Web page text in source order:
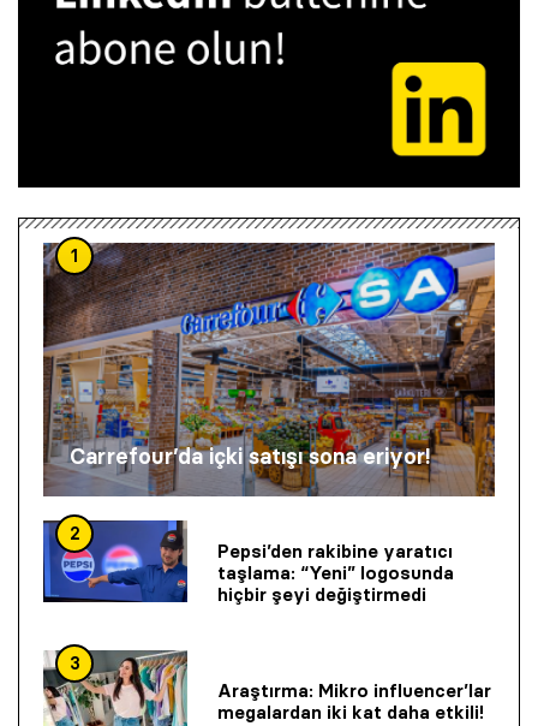
1
Carrefour’da içki satışı sona eriyor!
2
Pepsi’den rakibine yaratıcı
taşlama: “Yeni” logosunda
hiçbir şeyi değiştirmedi
3
Araştırma: Mikro influencer’lar
megalardan iki kat daha etkili!